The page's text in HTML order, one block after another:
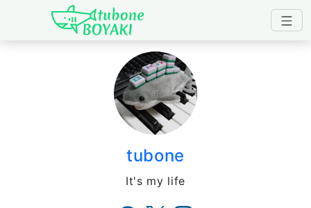
Japanese IT Developer's
tubone
It's my life